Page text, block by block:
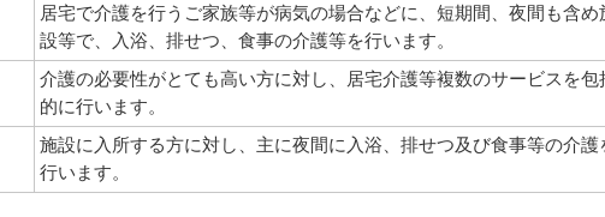
居宅で介護を行うご家族等が病気の場合などに、短期間、夜間も含め
設等で、入浴、排せつ、食事の介護等を行います。
介護の必要性がとても高い方に対し、居宅介護等複数のサービスを包
的に行います。
施設に入所する方に対し、主に夜間に入浴、排せつ及び食事等の介護
行います。